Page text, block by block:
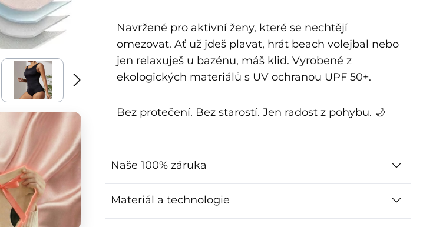
Navržené pro aktivní ženy, které se nechtějí
omezovat. Ať už jdeš plavat, hrát beach volejbal nebo
jen relaxuješ u bazénu, máš klid. Vyrobené z
ekologických materiálů s UV ochranou UPF 50+.
Bez protečení. Bez starostí. Jen radost z pohybu. 🌙
Naše 100% záruka
Materiál a technologie